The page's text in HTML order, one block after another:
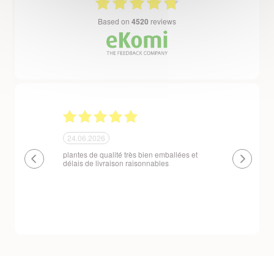
based on 4520 reviews
24.06.2026
plantes de qualité très bien emballées et
délais de livraison raisonnables
Un site que
réserve. La
livraison